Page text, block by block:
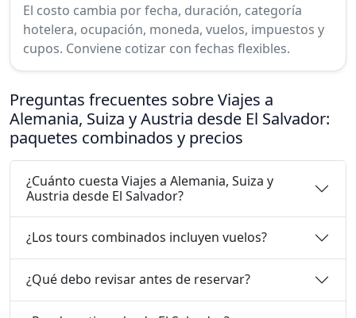
El costo cambia por fecha, duración, categoría
hotelera, ocupación, moneda, vuelos, impuestos y
cupos. Conviene cotizar con fechas flexibles.
Preguntas frecuentes sobre Viajes a
Alemania, Suiza y Austria desde El Salvador:
paquetes combinados y precios
¿Cuánto cuesta Viajes a Alemania, Suiza y
Austria desde El Salvador?
¿Los tours combinados incluyen vuelos?
¿Qué debo revisar antes de reservar?